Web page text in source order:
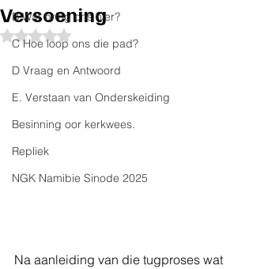
B Wat bring ons hier?
C Hoe loop ons die pad?
D Vraag en Antwoord
E. Verstaan van Onderskeiding
Besinning oor kerkwees.
Repliek
NGK Namibie Sinode 2025
Versoening
Rated NaN out of 5 stars.
Na aanleiding van die tugproses wat